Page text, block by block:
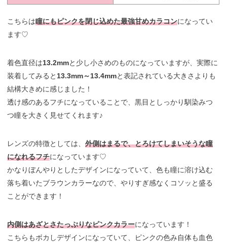
こちらは瞳にもピンクを閉じ込めた最強甘めカラコンになってい
ます♡
着色直径は13.2mmと少し小さめのものになっていますが、実際に
装着してみると 13.3mm～13.4mmと表記されている大きさよりも
結構大きめに感じました！
透け感のあるフチになっていることで、黒目としっかり馴染みつ
つ瞳を大きく見せてくれます♪
レンズの特徴としては、外側はまるで、とろけてしまいそうな瞳
になれるフチになっています♡
かなりぼんやりとしたデザインになっていて、色も瞳に溶け込む
落ち着いたブラウンカラーなので、やりすぎ感なくコソッと盛る
ことができます！
内側はあざとさたっぷりなピンクカラーになっています！
こちらもボカしデザインになっていて、ピンクの色み自体も血色